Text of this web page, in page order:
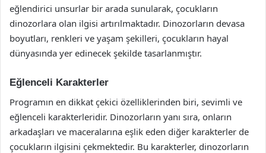
eğlendirici unsurlar bir arada sunularak, çocukların
dinozorlara olan ilgisi artırılmaktadır. Dinozorların devasa
boyutları, renkleri ve yaşam şekilleri, çocukların hayal
dünyasında yer edinecek şekilde tasarlanmıştır.
Eğlenceli Karakterler
Programın en dikkat çekici özelliklerinden biri, sevimli ve
eğlenceli karakterleridir. Dinozorların yanı sıra, onların
arkadaşları ve maceralarına eşlik eden diğer karakterler de
çocukların ilgisini çekmektedir. Bu karakterler, dinozorların